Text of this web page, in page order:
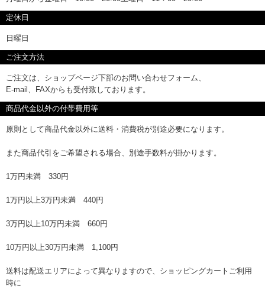
定休日
日曜日
ご注文方法
ご注文は、ショップページ下部のお問い合わせフォーム、
E-mail、FAXからも受付致しております。
商品代金以外の付帯費用等
原則として商品代金以外に送料・消費税が別途必要になります。
また商品代引をご希望される場合、別途手数料が掛かります。
1万円未満 330円
1万円以上3万円未満 440円
3万円以上10万円未満 660円
10万円以上30万円未満 1,100円
送料は配送エリアによって異なりますので、ショッピングカートご利用
時に